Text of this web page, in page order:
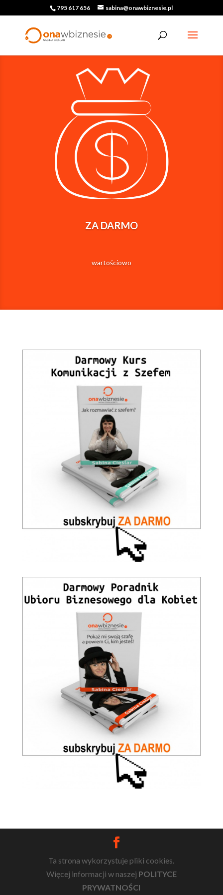
795 617 656 sabina@onawbiznesie.pl
ZA DARMO
wartościowo
Ta strona wykorzystuje pliki cookies.
Więcej informacji w naszej POLITYCE
PRYWATNOŚCI